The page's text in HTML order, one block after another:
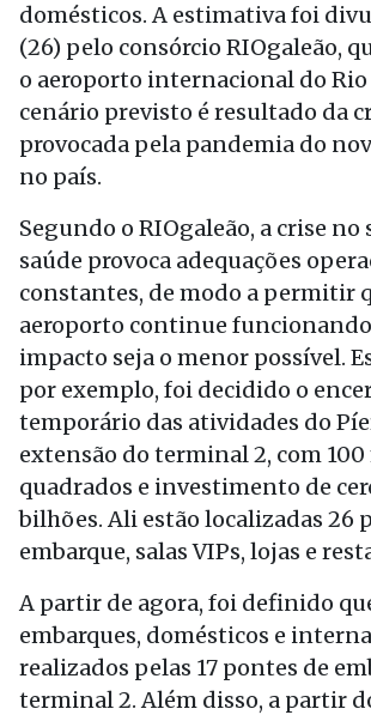
domésticos. A estimativa foi
(26) pelo consórcio RIOgaleão,
o aeroporto internacional do Rio
cenário previsto é resultado da
provocada pela pandemia do
no país.
Segundo o RIOgaleão, a crise no
saúde provoca adequações
constantes, de modo a permitir
aeroporto continue funcionando
impacto seja o menor possível.
por exemplo, foi decidido o
temporário das atividades do
extensão do terminal 2, com
quadrados e investimento de
bilhões. Ali estão localizadas 26
embarque, salas VIPs, lojas e
A partir de agora, foi definido
embarques, domésticos e
realizados pelas 17 pontes de
terminal 2. Além disso, a partir